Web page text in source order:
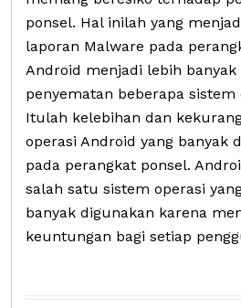
ponsel. Hal inilah yang
laporan Malware pada
Android menjadi lebih banyak
penyematan beberapa sistem
Itulah kelebihan dan
operasi Android yang banyak
pada perangkat ponsel.
salah satu sistem operasi
banyak digunakan karena
keuntungan bagi setiap